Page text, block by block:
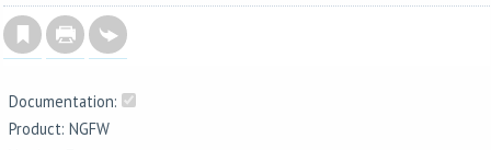
Documentation:
Product: NGFW